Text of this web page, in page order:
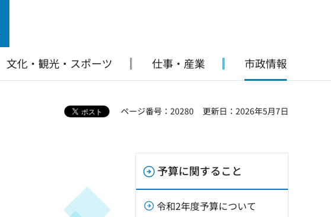
文化・観光・スポーツ 仕事・産業 市政情報
ページ番号：20280
更新日：2026年5月7日
予算に関すること
令和2年度予算について